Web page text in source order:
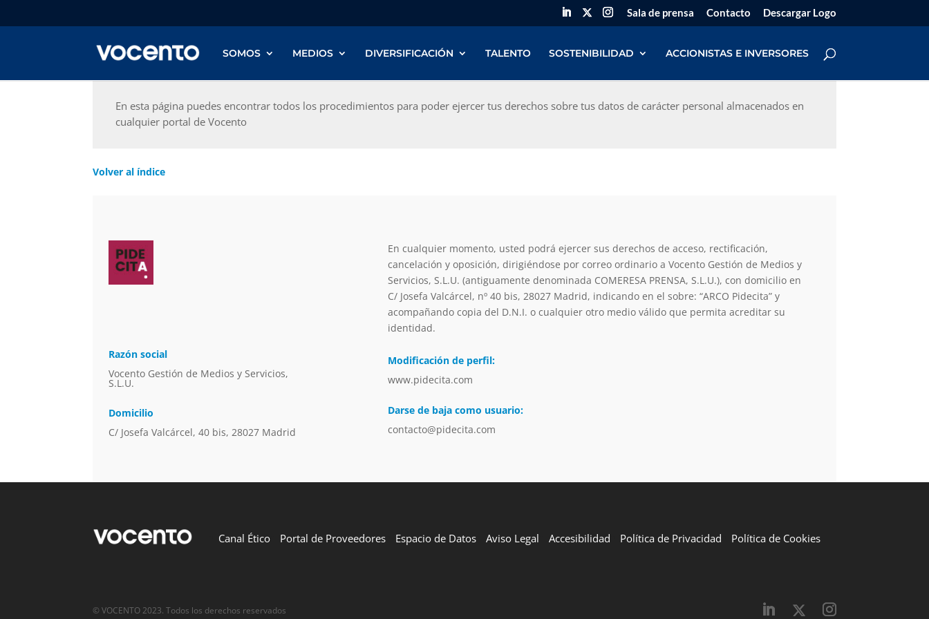
Sala de prensa Contacto Descargar Logo
SOMOS MEDIOS DIVERSIFICACIÓN TALENTO SOSTENIBILIDAD ACCIONISTAS E INVERSORES
En esta página puedes encontrar todos los procedimientos para poder ejercer tus derechos sobre tus datos de carácter personal almacenados en
cualquier portal de Vocento
Volver al índice
Razón social
Vocento Gestión de Medios y Servicios,
S.L.U.
Domicilio
C/ Josefa Valcárcel, 40 bis, 28027 Madrid
En cualquier momento, usted podrá ejercer sus derechos de acceso, rectificación,
cancelación y oposición, dirigiéndose por correo ordinario a Vocento Gestión de Medios y
Servicios, S.L.U. (antiguamente denominada COMERESA PRENSA, S.L.U.), con domicilio en
C/ Josefa Valcárcel, nº 40 bis, 28027 Madrid, indicando en el sobre: “ARCO Pidecita” y
acompañando copia del D.N.I. o cualquier otro medio válido que permita acreditar su
identidad.
Modificación de perfil:
www.pidecita.com
Darse de baja como usuario:
contacto@pidecita.com
Canal Ético Portal de Proveedores Espacio de Datos Aviso Legal Accesibilidad Política de Privacidad Política de Cookies
© VOCENTO 2023. Todos los derechos reservados